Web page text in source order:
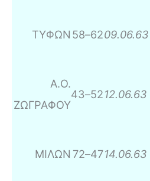
ΤΥΦΩΝ 58–6209.06.63
Α.Ο.
ΖΩΓΡΑΦΟΥ
43–5212.06.63
ΜΙΛΩΝ 72–4714.06.63